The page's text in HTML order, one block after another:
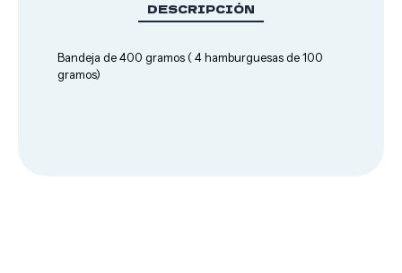
DESCRIPCIÓN
Bandeja de 400 gramos ( 4 hamburguesas de 100
gramos)